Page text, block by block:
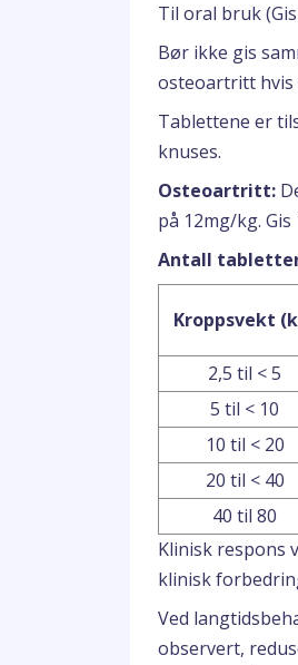
Til oral bruk
Bør ikke gis
osteoartritt hvis
Tablettene er
knuses.
Osteoartritt:
på 12mg/kg.
Antall
Kroppsvekt
2,5 til < 5
5 til < 10
10 til < 20
20 til < 40
40 til 80
Klinisk respons
klinisk
Ved
observert,